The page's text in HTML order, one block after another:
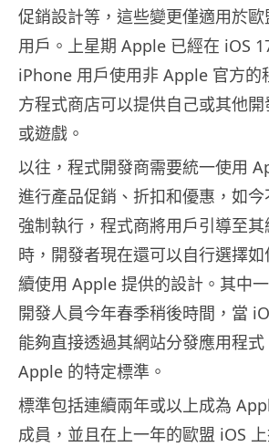
促銷設計等，這些變更僅適用於
用戶。上星期 Apple 已經在 iOS
iPhone 用戶使用非 Apple 官方的
方程式商店可以提供自己或其他
或遊戲。
以往，程式開發商需要統一使用
進行產品促銷、折扣和優惠，如
強制執行，程式商將用戶引導至
時，開發者現在還可以自行選擇
續使用 Apple 提供的設計。其中
開發人員今年春季稍後時間，當
能夠直接透過其網站分發應用程
Apple 的特定標準。
標準包括連續兩年或以上成為
成員，並且在上一年的歐盟 iOS